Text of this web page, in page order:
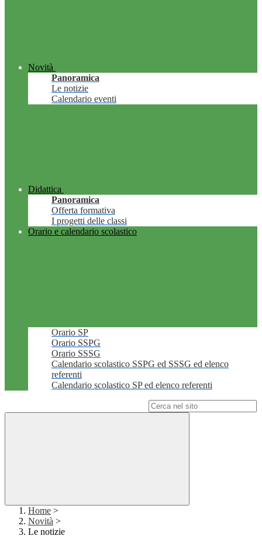
Novità
Panoramica
Le notizie
Calendario eventi
Didattica
Panoramica
Offerta formativa
I progetti delle classi
Orario e calendario scolastico
Orario SP
Orario SSPG
Orario SSSG
Calendario scolastico SSPG ed SSSG ed elenco
referenti
Calendario scolastico SP ed elenco referenti
Home >
Novità >
Le notizie